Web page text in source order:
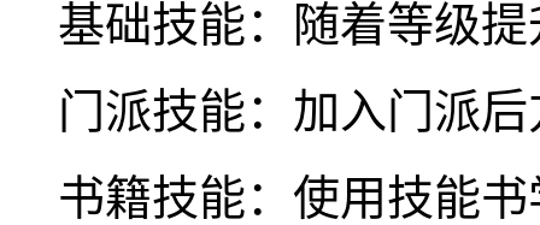
基础技能：随着等级
门派技能：加入门派
书籍技能：使用技能